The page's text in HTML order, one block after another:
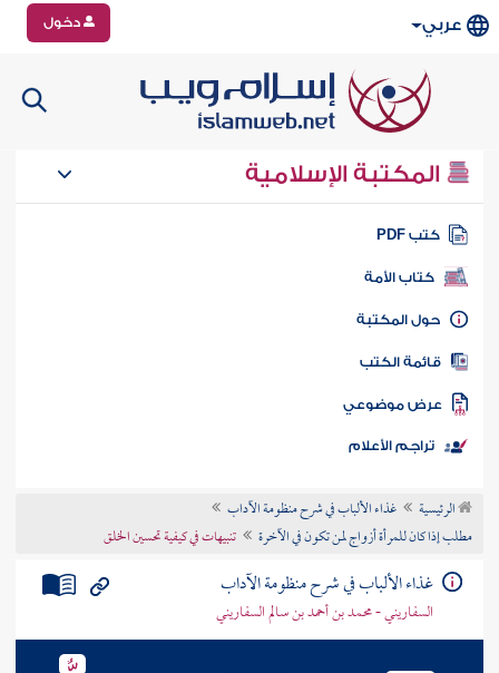
عربي دخول
المكتبة الإسلامية
كتب PDF
كتاب الأمة
المكتبة
الكتب
موضوعي
تراجم الأعلام
الرئيسية
غذاء الألباب في شرح منظومة الآداب
مطلب إذا كان للمرأة أزواج لمن تكون في الآخرة
تنبيهات في كيفية تحسين الخلق
غذاء الألباب في شرح منظومة الآداب
السفاريني - محمد بن أحمد بن سالم السفاريني